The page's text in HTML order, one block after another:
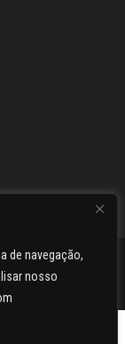
de navegação,
nosso